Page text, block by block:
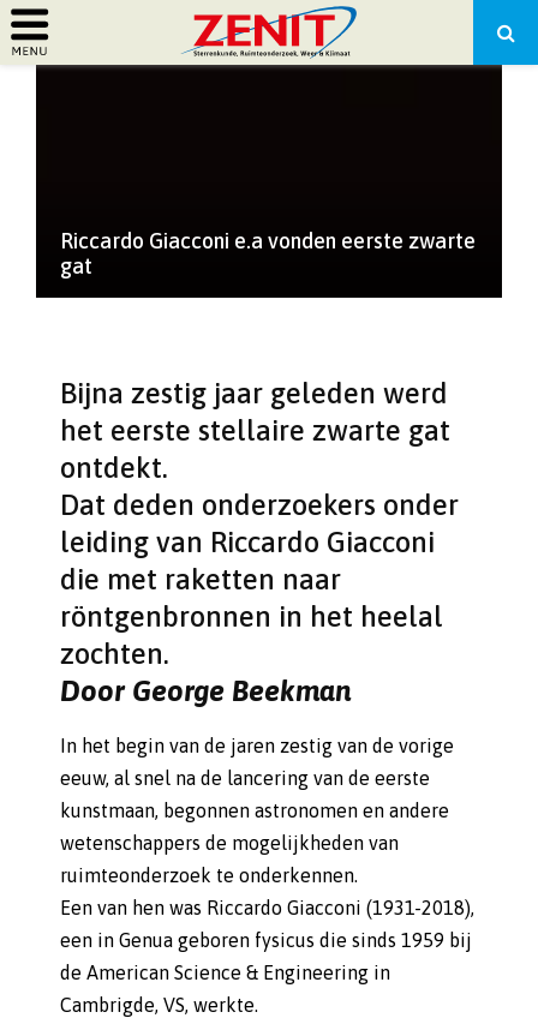
PRIMARY
Riccardo Giacconi e.a vonden eerste zwarte
gat
Bijna zestig jaar geleden werd
het eerste stellaire zwarte gat
ontdekt.
Dat deden onderzoekers onder
leiding van Riccardo Giacconi
die met raketten naar
röntgenbronnen in het heelal
zochten.
Door George Beekman
In het begin van de jaren zestig van de vorige
eeuw, al snel na de lancering van de eerste
kunstmaan, begonnen astronomen en andere
wetenschappers de mogelijkheden van
ruimteonderzoek te onderkennen.
Een van hen was Riccardo Giacconi (1931-2018),
een in Genua geboren fysicus die sinds 1959 bij
de American Science & Engineering in
Cambrigde, VS, werkte.